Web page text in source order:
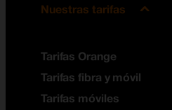
Nuestras tarifas
Tarifas Orange
Tarifas fibra y móvil
Tarifas móviles